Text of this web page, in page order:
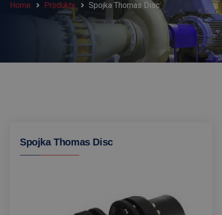
Home Produkty Spojka Thomas Disc
Spojka Thomas Disc